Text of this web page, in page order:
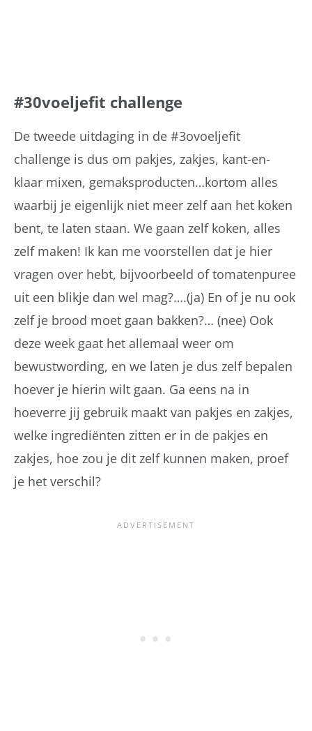
#30voeljefit challenge
De tweede uitdaging in de #3ovoeljefit
challenge is dus om pakjes, zakjes, kant-en-
klaar mixen, gemaksproducten…kortom alles
waarbij je eigenlijk niet meer zelf aan het koken
bent, te laten staan. We gaan zelf koken, alles
zelf maken! Ik kan me voorstellen dat je hier
vragen over hebt, bijvoorbeeld of tomatenpuree
uit een blikje dan wel mag?….(ja) En of je nu ook
zelf je brood moet gaan bakken?… (nee) Ook
deze week gaat het allemaal weer om
bewustwording, en we laten je dus zelf bepalen
hoever je hierin wilt gaan. Ga eens na in
hoeverre jij gebruik maakt van pakjes en zakjes,
welke ingrediënten zitten er in de pakjes en
zakjes, hoe zou je dit zelf kunnen maken, proef
je het verschil?